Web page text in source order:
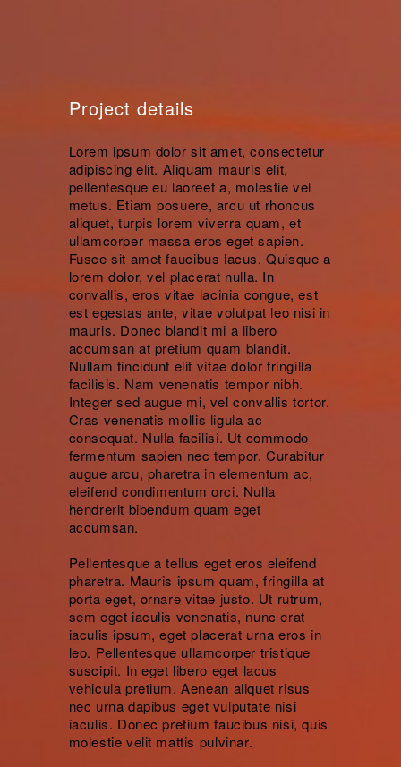
Project details
Lorem ipsum dolor sit amet, consectetur
adipiscing elit. Aliquam mauris elit,
pellentesque eu laoreet a, molestie vel
metus. Etiam posuere, arcu ut rhoncus
aliquet, turpis lorem viverra quam, et
ullamcorper massa eros eget sapien.
Fusce sit amet faucibus lacus. Quisque a
lorem dolor, vel placerat nulla. In
convallis, eros vitae lacinia congue, est
est egestas ante, vitae volutpat leo nisi in
mauris. Donec blandit mi a libero
accumsan at pretium quam blandit.
Nullam tincidunt elit vitae dolor fringilla
facilisis. Nam venenatis tempor nibh.
Integer sed augue mi, vel convallis tortor.
Cras venenatis mollis ligula ac
consequat. Nulla facilisi. Ut commodo
fermentum sapien nec tempor. Curabitur
augue arcu, pharetra in elementum ac,
eleifend condimentum orci. Nulla
hendrerit bibendum quam eget
accumsan.
Pellentesque a tellus eget eros eleifend
pharetra. Mauris ipsum quam, fringilla at
porta eget, ornare vitae justo. Ut rutrum,
sem eget iaculis venenatis, nunc erat
iaculis ipsum, eget placerat urna eros in
leo. Pellentesque ullamcorper tristique
suscipit. In eget libero eget lacus
vehicula pretium. Aenean aliquet risus
nec urna dapibus eget vulputate nisi
iaculis. Donec pretium faucibus nisi, quis
molestie velit mattis pulvinar.